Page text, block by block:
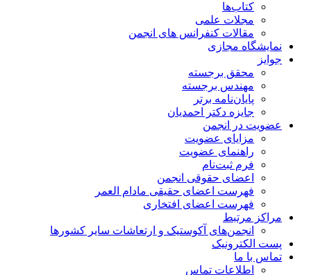
کتاب‌ها
مجلات علمی
مقالات کنفرانس های انجمن
نمایشگاه مجازی
جوایز
محقق برجسته
مهندس برجسته
پایان‌نامه برتر
جایزه دکتر احمدیان
عضویت در انجمن
مزایای عضویت
راهنمای عضویت
فرم ثبت‌نام
اعضای حقوقی انجمن
فهرست اعضای حقیقی مادام‌ العمر
فهرست اعضای افتخاری
مراکز مرتبط
انجمن‌های آکوستیک و ارتعاشات سایر کشورها
پست الکترونیک
تماس با ما
اطلاعات تماس